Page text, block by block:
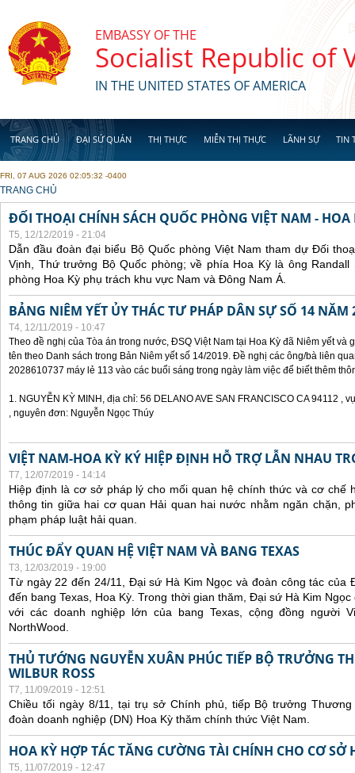
EMBASSY OF THE
Socialist Republic of
IN THE UNITED STATES OF AMERICA
TRANG CHỦ ĐẠI SỨ QUÁN THỊ THỰC MIỄN THỊ THỰC LÃNH SỰ TIN
FRI, 07 AUG 2026 02:05:32 -0400
YOU ARE HERE
TRANG CHỦ
ĐỐI THOẠI CHÍNH SÁCH QUỐC PHÒNG VIỆT NAM - HOA
T5, 12/12/2019 - 21:04
Dẫn đầu đoàn đại biểu Bộ Quốc phòng Việt Nam tham dự Đối
Vịnh, Thứ trưởng Bộ Quốc phòng; về phía Hoa Kỳ là ông
phòng Hoa Kỳ phụ trách khu vực Nam và Đông Nam Á.
BẢNG NIÊM YẾT ỦY THÁC TƯ PHÁP DÂN SỰ SỐ 14 NĂM
T4, 12/11/2019 - 10:47
Theo đề nghị của Tòa án trong nước, ĐSQ Việt Nam tại Hoa Kỳ đã Niêm yết và
tên theo Danh sách trong Bản Niêm yết số 14/2019. Đề nghị các ông/bà liên
2028610737 máy lẻ 113 vào các buổi sáng trong ngày làm việc để biết thêm
1. NGUYỄN KỲ MINH, địa chỉ: 56 DELANO AVE SAN FRANCISCO CA 94112 ,
, nguyên đơn: Nguyễn Ngọc Thúy
VIỆT NAM-HOA KỲ KÝ HIỆP ĐỊNH HỖ TRỢ LẪN NHAU
T7, 12/07/2019 - 14:14
Hiệp định là cơ sở pháp lý cho mối quan hệ chính thức và cơ chế
thông tin giữa hai cơ quan Hải quan hai nước nhằm ngăn chặn,
phạm pháp luật hải quan.
THÚC ĐẨY QUAN HỆ VIỆT NAM VÀ BANG TEXAS
T3, 12/03/2019 - 19:00
Từ ngày 22 đến 24/11, Đại sứ Hà Kim Ngọc và đoàn công tác của
đến bang Texas, Hoa Kỳ. Trong thời gian thăm, Đại sứ Hà Kim
với các doanh nghiệp lớn của bang Texas, cộng đồng người
NorthWood.
THỦ TƯỚNG NGUYỄN XUÂN PHÚC TIẾP BỘ TRƯỞNG
WILBUR ROSS
T7, 11/09/2019 - 12:51
Chiều tối ngày 8/11, tại trụ sở Chính phủ, tiếp Bộ trưởng
đoàn doanh nghiệp (DN) Hoa Kỳ thăm chính thức Việt Nam.
HOA KỲ HỢP TÁC TĂNG CƯỜNG TÀI CHÍNH CHO CƠ SỞ
T5, 11/07/2019 - 12:47